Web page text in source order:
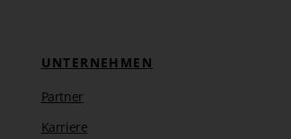
UNTERNEHMEN
Partner
Karriere